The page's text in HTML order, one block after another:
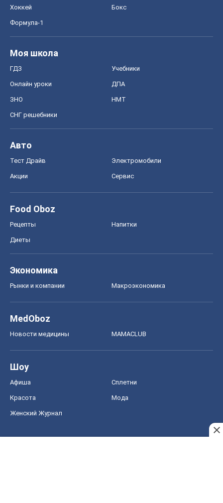
Хоккей Бокс
Формула-1
Моя школа
ГДЗ Учебники
Онлайн уроки ДПА
ЗНО НМТ
СНГ решебники
Авто
Тест Драйв Электромобили
Акции Сервис
Food Oboz
Рецепты Напитки
Диеты
Экономика
Рынки и компании Mакроэкономика
MedOboz
Новости медицины MAMACLUB
Шоу
Афиша Сплетни
Красота Мода
Женский Журнал